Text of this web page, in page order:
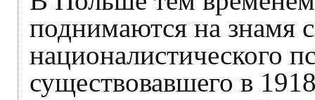
поднимаются на знамя
националистического
существовавшего в